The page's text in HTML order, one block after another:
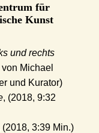
für
Kunst
und rechts
Michael
und Kurator)
, (2018, 9:32
(2018, 3:39 Min.)